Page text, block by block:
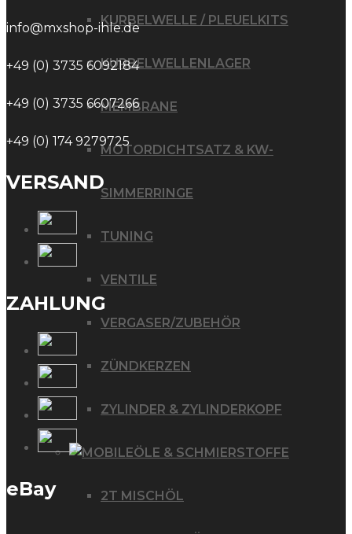
KURBELWELLE / PLEUELKITS
KURBELWELLENLAGER
MEMBRANE
MOTORDICHTSATZ & KW-
SIMMERRINGE
TUNING
VENTILE
VERGASER/ZUBEHÖR
ZÜNDKERZEN
ZYLINDER & ZYLINDERKOPF
ÖLE & SCHMIERSTOFFE
2T MISCHÖL
info@mxshop-ihle.de
+49 (0) 3735 6092184
+49 (0) 3735 6607266
+49 (0) 174 9279725
VERSAND
ZAHLUNG
eBay